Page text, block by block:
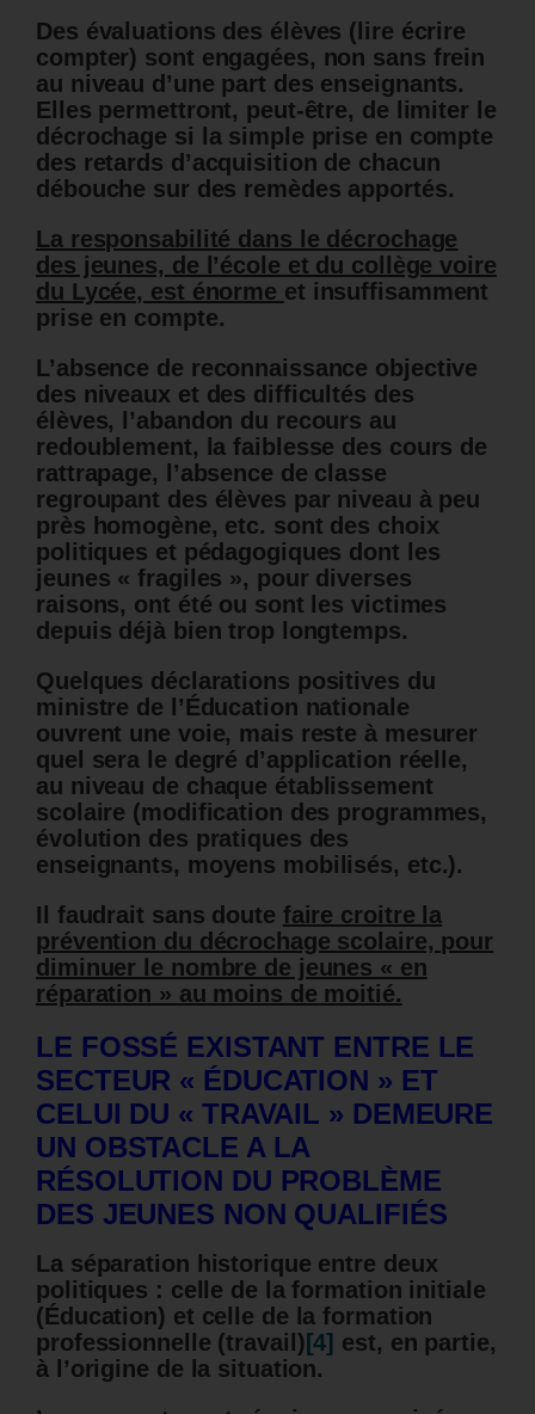
Des évaluations des élèves (lire écrire
compter) sont engagées, non sans frein
au niveau d’une part des enseignants.
Elles permettront, peut-être, de limiter le
décrochage si la simple prise en compte
des retards d’acquisition de chacun
débouche sur des remèdes apportés.
La responsabilité dans le décrochage
des jeunes, de l’école et du collège voire
du Lycée, est énorme et insuffisamment
prise en compte.
L’absence de reconnaissance objective
des niveaux et des difficultés des
élèves, l’abandon du recours au
redoublement, la faiblesse des cours de
rattrapage, l’absence de classe
regroupant des élèves par niveau à peu
près homogène, etc. sont des choix
politiques et pédagogiques dont les
jeunes « fragiles », pour diverses
raisons, ont été ou sont les victimes
depuis déjà bien trop longtemps.
Quelques déclarations positives du
ministre de l’Éducation nationale
ouvrent une voie, mais reste à mesurer
quel sera le degré d’application réelle,
au niveau de chaque établissement
scolaire (modification des programmes,
évolution des pratiques des
enseignants, moyens mobilisés, etc.).
Il faudrait sans doute faire croitre la
prévention du décrochage scolaire, pour
diminuer le nombre de jeunes « en
réparation » au moins de moitié.
LE FOSSÉ EXISTANT ENTRE LE
SECTEUR « ÉDUCATION » ET
CELUI DU « TRAVAIL » DEMEURE
UN OBSTACLE A LA
RÉSOLUTION DU PROBLÈME
DES JEUNES NON QUALIFIÉS
La séparation historique entre deux
politiques : celle de la formation initiale
(Éducation) et celle de la formation
professionnelle (travail) [4] est, en partie,
à l’origine de la situation.